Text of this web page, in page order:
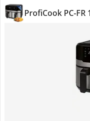
ProfiCook ‎PC-FR